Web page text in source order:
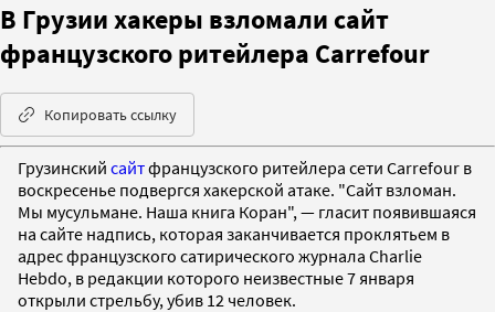
В Грузии хакеры взломали сайт
французского ритейлера Carrefour
Копировать ссылку
Грузинский сайтфранцузского ритейлера сети Сarrefour в
воскресенье подвергся хакерской атаке. "Сайт взломан.
Мы мусульмане. Наша книга Коран", — гласит появившаяся
на сайте надпись, которая заканчивается проклятьем в
адрес французского сатирического журнала Charlie
Hebdo, в редакции которого неизвестные 7 января
открыли стрельбу, убив 12 человек.